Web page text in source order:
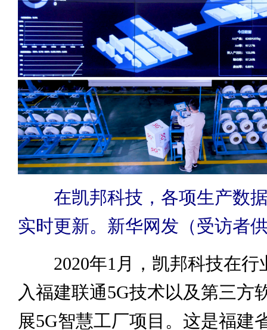
在凯邦科技，各项生产数
实时更新。新华网发（受访者
2020年1月，凯邦科技在行
入福建联通5G技术以及第三方
展5G智慧工厂项目。这是福建